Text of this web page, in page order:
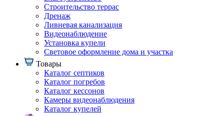
Строительство террас
Дренаж
Ливневая канализация
Видеонаблюдение
Установка купели
Световое оформление дома и участка
Товары
Каталог септиков
Каталог погребов
Каталог кессонов
Камеры видеонаблюдения
Каталог купелей